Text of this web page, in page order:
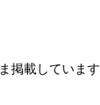
掲載しています